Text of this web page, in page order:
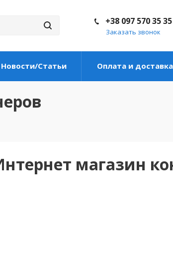
+38 097 570 35 35
Заказать звонок
Новости/Статьи Оплата и доставка
магазин